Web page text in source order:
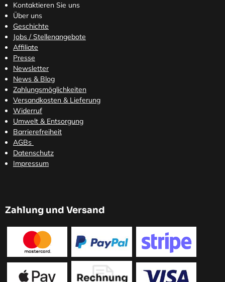
Kontaktieren Sie uns
Über uns
Geschichte
Jobs / Stellenangebote
Affiliate
Presse
Newsletter
News & Blog
Zahlungsmöglichkeiten
Versandkosten & Lieferung
Widerruf
Umwelt & Entsorgung
Barrierefreiheit
AGBs
Datenschutz
Impressum
Zahlung und Versand